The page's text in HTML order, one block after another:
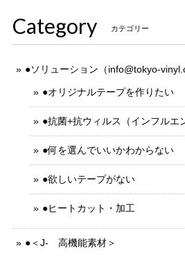
Category カテゴリー
●ソリューション（info@tokyo-
●オリジナルテープを作りたい
●抗菌+抗ウィルス（インフルエ
●何を選んでいいかわからない
●欲しいテープがない
●ヒートカット・加工
●＜J- 高機能素材＞